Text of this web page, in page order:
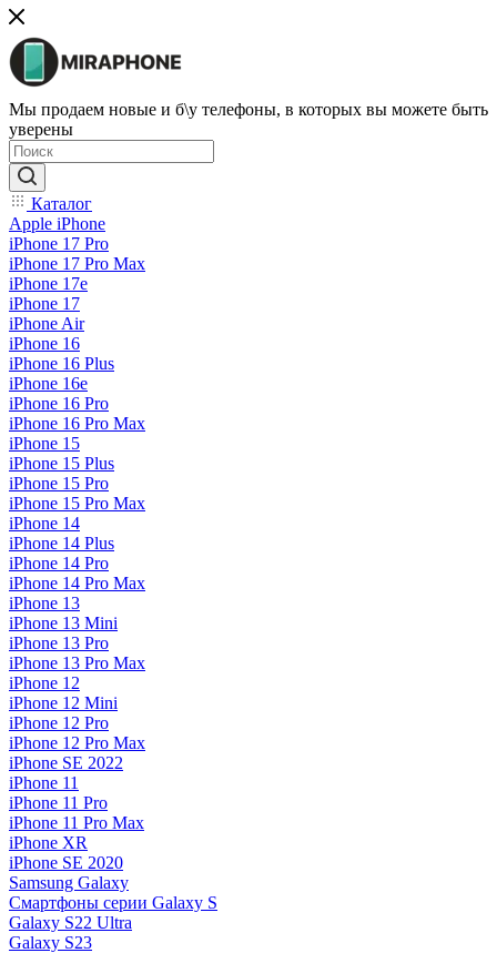
Мы продаем новые и б\у телефоны, в которых вы можете быть
уверены
Каталог
Apple iPhone
iPhone 17 Pro
iPhone 17 Pro Max
iPhone 17e
iPhone 17
iPhone Air
iPhone 16
iPhone 16 Plus
iPhone 16e
iPhone 16 Pro
iPhone 16 Pro Max
iPhone 15
iPhone 15 Plus
iPhone 15 Pro
iPhone 15 Pro Max
iPhone 14
iPhone 14 Plus
iPhone 14 Pro
iPhone 14 Pro Max
iPhone 13
iPhone 13 Mini
iPhone 13 Pro
iPhone 13 Pro Max
iPhone 12
iPhone 12 Mini
iPhone 12 Pro
iPhone 12 Pro Max
iPhone SE 2022
iPhone 11
iPhone 11 Pro
iPhone 11 Pro Max
iPhone XR
iPhone SE 2020
Samsung Galaxy
Смартфоны серии Galaxy S
Galaxy S22 Ultra
Galaxy S23